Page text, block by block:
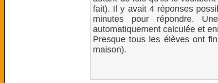
fait). Il y avait 4 réponses
minutes pour répondre.
automatiquement calculée et
Presque tous les élèves ont
maison).